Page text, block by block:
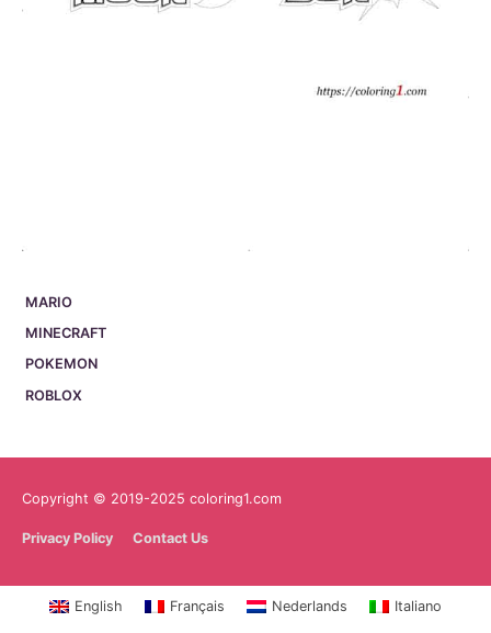
MARIO
MINECRAFT
POKEMON
ROBLOX
Copyright © 2019-2025 coloring1.com
Privacy Policy Contact Us
English Français Nederlands Italiano